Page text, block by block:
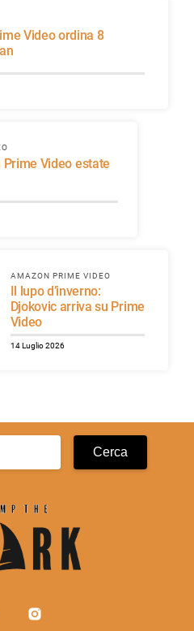
AMAZON PRIME VIDEO
Djokovic arriva su Prime
Video
14 Luglio 2026